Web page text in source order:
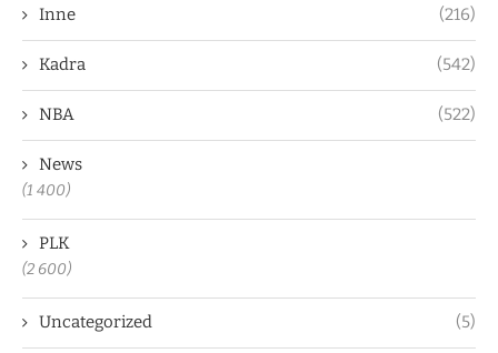
Inne (216)
Kadra (542)
NBA (522)
News
(1 400)
PLK
(2 600)
Uncategorized (5)